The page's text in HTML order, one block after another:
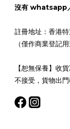
沒有 whatsapp
註冊地址：香港
（僅作商業登記
【恕無保養】收
不接受，貨物出門